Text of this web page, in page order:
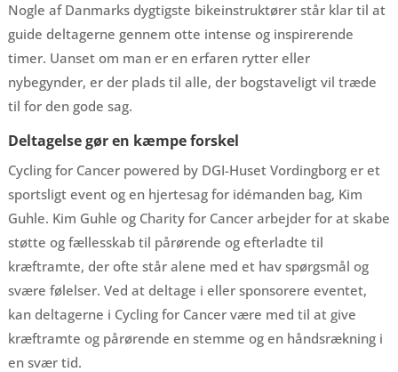
Nogle af Danmarks dygtigste bikeinstruktører står klar til at
guide deltagerne gennem otte intense og inspirerende
timer. Uanset om man er en erfaren rytter eller
nybegynder, er der plads til alle, der bogstaveligt vil træde
til for den gode sag.
Deltagelse gør en kæmpe forskel
Cycling for Cancer powered by DGI-Huset Vordingborg er et
sportsligt event og en hjertesag for idémanden bag, Kim
Guhle. Kim Guhle og Charity for Cancer arbejder for at skabe
støtte og fællesskab til pårørende og efterladte til
kræftramte, der ofte står alene med et hav spørgsmål og
svære følelser. Ved at deltage i eller sponsorere eventet,
kan deltagerne i Cycling for Cancer være med til at give
kræftramte og pårørende en stemme og en håndsrækning i
en svær tid.